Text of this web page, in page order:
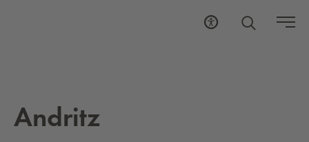
Andritz